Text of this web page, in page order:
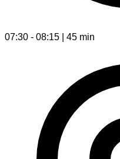
07:30 - 08:15 | 45 min